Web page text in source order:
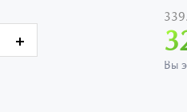
Вы